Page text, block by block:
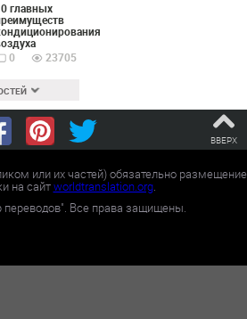
главных
0
23705
ВВЕРХ
или их частей) обязательно размещение
на сайтworldtranslation.org.
переводов". Все права защищены.